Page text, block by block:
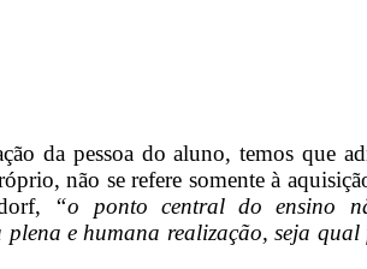
da pessoa do aluno, temos que
não se refere somente à
“o ponto central do ensino
e humana realização, seja